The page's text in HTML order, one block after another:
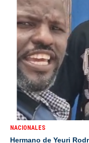
NACIONALES
Hermano de Yeuri